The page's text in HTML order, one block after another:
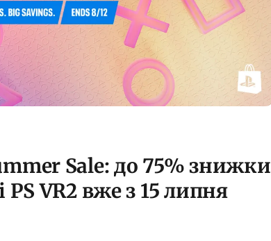
Sale: до 75% знижки
PS VR2 вже з 15 липня